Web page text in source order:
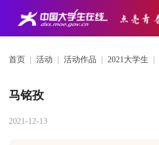
首页 活动 活动作品 2021大学生
马铭孜
2021-12-13